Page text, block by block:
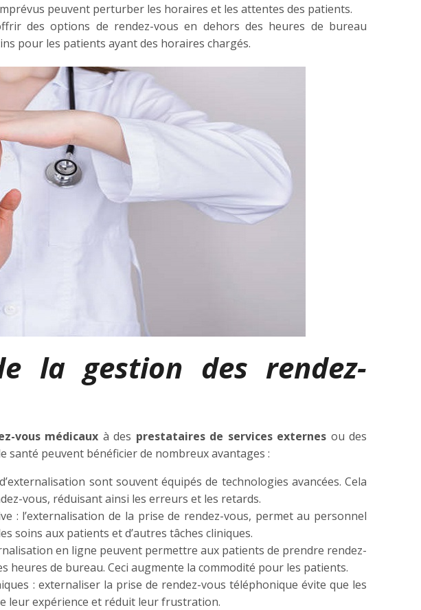
peuvent perturber les horaires et les attentes des patients.
options de rendez-vous en dehors des heures de bureau
pour les patients ayant des horaires chargés.
la gestion des rendez-
vous médicaux à des prestataires de services externes ou des
santé peuvent bénéficier de nombreux avantages :
sont souvent équipés de technologies avancées. Cela
vous, réduisant ainsi les erreurs et les retards.
l’externalisation de la prise de rendez-vous, permet au personnel
soins aux patients et d’autres tâches cliniques.
en ligne peuvent permettre aux patients de prendre rendez-
heures de bureau. Ceci augmente la commodité pour les patients.
: externaliser la prise de rendez-vous téléphonique évite que les
leur expérience et réduit leur frustration.